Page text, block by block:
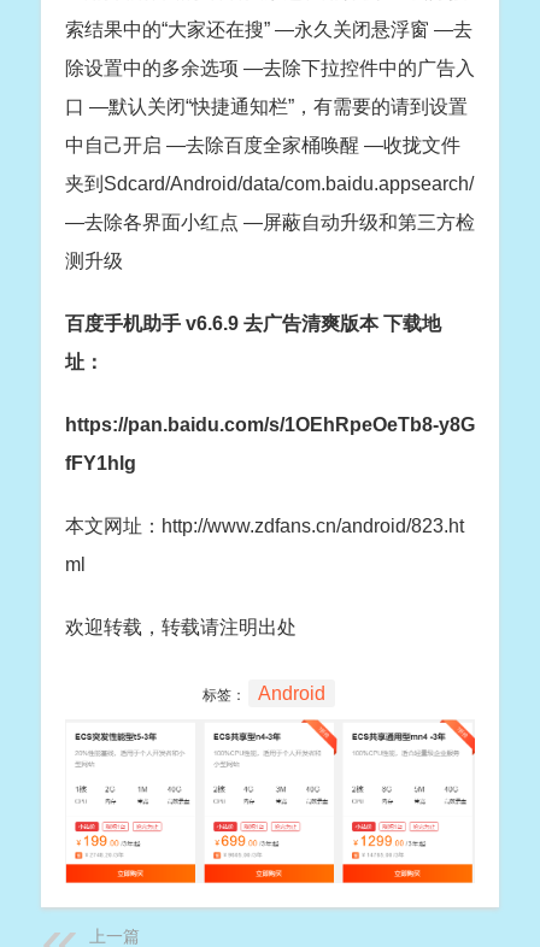
索结果中的“大家还在搜” —永久关闭悬浮窗 —去
除设置中的多余选项 —去除下拉控件中的广告入
口 —默认关闭“快捷通知栏”，有需要的请到设置
中自己开启 —去除百度全家桶唤醒 —收拢文件
夹到Sdcard/Android/data/com.baidu.appsearch/
—去除各界面小红点 —屏蔽自动升级和第三方检
测升级
百度手机助手 v6.6.9 去广告清爽版本 下载地
址：
https://pan.baidu.com/s/1OEhRpeOeTb8-y8G
fFY1hlg
本文网址：http://www.zdfans.cn/android/823.ht
ml
欢迎转载，转载请注明出处
标签： Android
上一篇